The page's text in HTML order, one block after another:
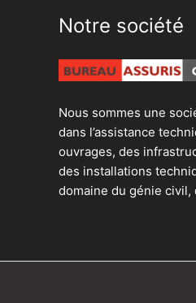
Notre société
Nous sommes une
dans l’assistance
ouvrages, des
des installations
domaine du génie civil,